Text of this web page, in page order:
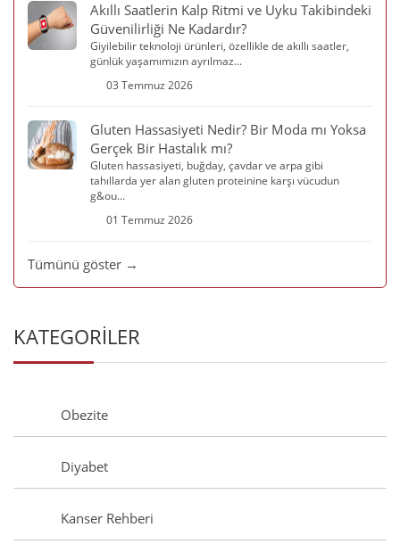
Akıllı Saatlerin Kalp Ritmi ve Uyku Takibindeki
Güvenilirliği Ne Kadardır?
Giyilebilir teknoloji ürünleri, özellikle de akıllı saatler,
günlük yaşamımızın ayrılmaz...
03 Temmuz 2026
Gluten Hassasiyeti Nedir? Bir Moda mı Yoksa
Gerçek Bir Hastalık mı?
Gluten hassasiyeti, buğday, çavdar ve arpa gibi
tahıllarda yer alan gluten proteinine karşı vücudun
g&ou...
01 Temmuz 2026
Tümünü göster →
KATEGORİLER
Obezite
Diyabet
Kanser Rehberi